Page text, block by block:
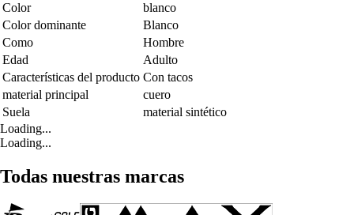
Color
blanco
Color dominante
Blanco
Como
Hombre
Edad
Adulto
Características del producto Con tacos
material principal
cuero
Suela
material sintético
Loading...
Loading...
Todas nuestras marcas